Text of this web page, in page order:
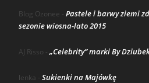
Blog Ozonee - Pastele i barwy ziemi
sezonie wiosna-lato 2015
AJ Risso - „Celebrity” marki By
lenka - Sukienki na Majówkę